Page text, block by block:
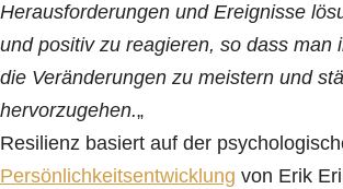
Herausforderungen und Ereignisse
und positiv zu reagieren, so dass man
die Veränderungen zu meistern und
hervorzugehen.„
Resilienz basiert auf der
Persönlichkeitsentwicklung von Erik